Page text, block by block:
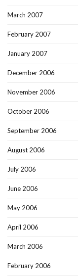
March 2007
February 2007
January 2007
December 2006
November 2006
October 2006
September 2006
August 2006
July 2006
June 2006
May 2006
April 2006
March 2006
February 2006